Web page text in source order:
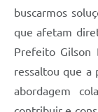
buscarmos
que afetam
Prefeito Gilson
ressaltou que a
abordagem